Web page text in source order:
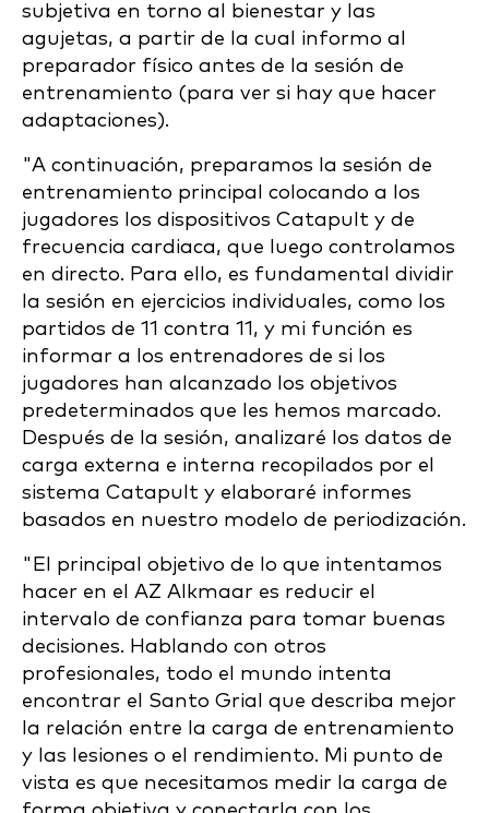
subjetiva en torno al bienestar y las
agujetas, a partir de la cual informo al
preparador físico antes de la sesión de
entrenamiento (para ver si hay que hacer
adaptaciones).
"A continuación, preparamos la sesión de
entrenamiento principal colocando a los
jugadores los dispositivos Catapult y de
frecuencia cardiaca, que luego controlamos
en directo. Para ello, es fundamental dividir
la sesión en ejercicios individuales, como los
partidos de 11 contra 11, y mi función es
informar a los entrenadores de si los
jugadores han alcanzado los objetivos
predeterminados que les hemos marcado.
Después de la sesión, analizaré los datos de
carga externa e interna recopilados por el
sistema Catapult y elaboraré informes
basados en nuestro modelo de periodización.
"El principal objetivo de lo que intentamos
hacer en el AZ Alkmaar es reducir el
intervalo de confianza para tomar buenas
decisiones. Hablando con otros
profesionales, todo el mundo intenta
encontrar el Santo Grial que describa mejor
la relación entre la carga de entrenamiento
y las lesiones o el rendimiento. Mi punto de
vista es que necesitamos medir la carga de